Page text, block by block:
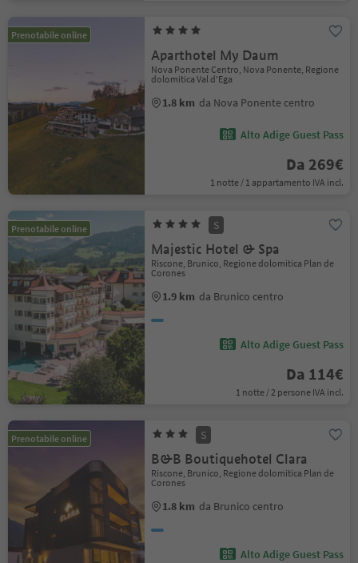
Prenotabile online
Aparthotel My Daum
Nova Ponente Centro, Nova Ponente, Regione
dolomitica Val d'Ega
1.8 km da Nova Ponente centro
Alto Adige Guest Pass
Da 269€
1 notte / 1 appartamento IVA incl.
Prenotabile online S
Majestic Hotel & Spa
Riscone, Brunico, Regione dolomitica Plan de
Corones
1.9 km da Brunico centro
Alto Adige Guest Pass
Da 114€
1 notte / 2 persone IVA incl.
Prenotabile online S
B&B Boutiquehotel Clara
Riscone, Brunico, Regione dolomitica Plan de
Corones
1.8 km da Brunico centro
Alto Adige Guest Pass